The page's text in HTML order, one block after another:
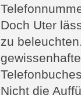
Doch Uter
zu
Nicht die